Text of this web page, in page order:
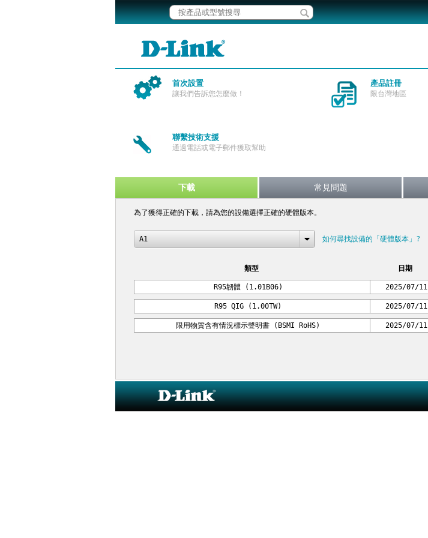
首次設置
讓我們告訴您怎麼做！
產品註冊
限台灣地區
聯繫技術支援
通過電話或電子郵件獲取幫助
下載 常見問題
為了獲得正確的下載，請為您的設備選擇正確的硬體版本。
A1 如何尋找設備的「硬體版本」?
類型 日期
R95韌體 (1.01B06) 2025/07/11
R95 QIG (1.00TW) 2025/07/11
限用物質含有情況標示聲明書 (BSMI RoHS) 2025/07/11